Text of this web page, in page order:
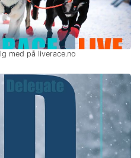
med på liverace.no